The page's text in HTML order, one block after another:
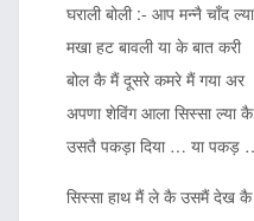
घराली बोली :- आप मन्नै चाँद
मखा हट बावली या के बात करी
बोल कै मैं दूसरे कमरे मैं गया अर
अपणा शेविंग आला सिस्सा ल्या कै
उसतै पकड़ा दिया … या पकड़
सिस्सा हाथ मैं ले कै उसमैं देख कै